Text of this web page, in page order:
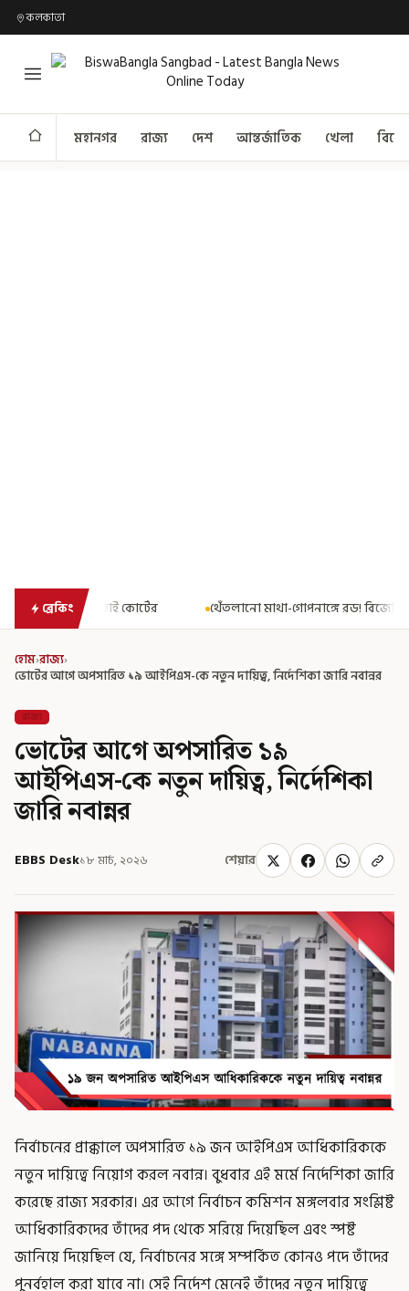
কলকাতা
মহানগর রাজ্য দেশ আন্তর্জাতিক খেলা
ব্রেকিং থেঁতলানো মাথা-গোপনাঙ্গে রড! বিজেপিশাসিত অসমে নাবালিকার
হোম›রাজ্য›
ভোটের আগে অপসারিত ১৯ আইপিএস-কে নতুন দায়িত্ব, নির্দেশিকা জারি নবান্নর
রাজ্য
ভোটের আগে অপসারিত ১৯
আইপিএস-কে নতুন দায়িত্ব, নির্দেশিকা
জারি নবান্নর
EBBS Desk১৮ মার্চ, ২০২৬ শেয়ার
নির্বাচনের প্রাক্কালে অপসারিত ১৯ জন আইপিএস আধিকারিককে
নতুন দায়িত্বে নিয়োগ করল নবান্ন। বুধবার এই মর্মে নির্দেশিকা জারি
করেছে রাজ্য সরকার। এর আগে নির্বাচন কমিশন মঙ্গলবার সংশ্লিষ্ট
আধিকারিকদের তাঁদের পদ থেকে সরিয়ে দিয়েছিল এবং স্পষ্ট
জানিয়ে দিয়েছিল যে, নির্বাচনের সঙ্গে সম্পর্কিত কোনও পদে তাঁদের
পুনর্বহাল করা যাবে না। সেই নির্দেশ মেনেই তাঁদের নতুন দায়িত্বে